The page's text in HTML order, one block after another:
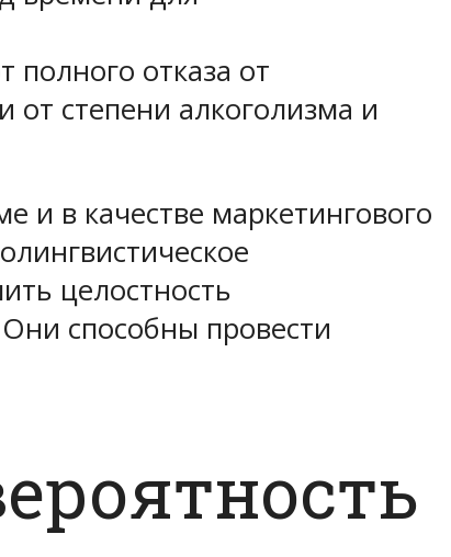
отказа от
от степени алкоголизма и
и в качестве маркетингового
целостность
способны провести